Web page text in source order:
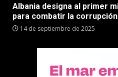
Albania designa al primer
para combatir la corrupción
14 de septiembre de 2025